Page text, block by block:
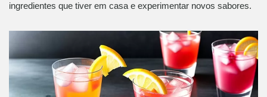
ingredientes que tiver em casa e experimentar novos sabores.